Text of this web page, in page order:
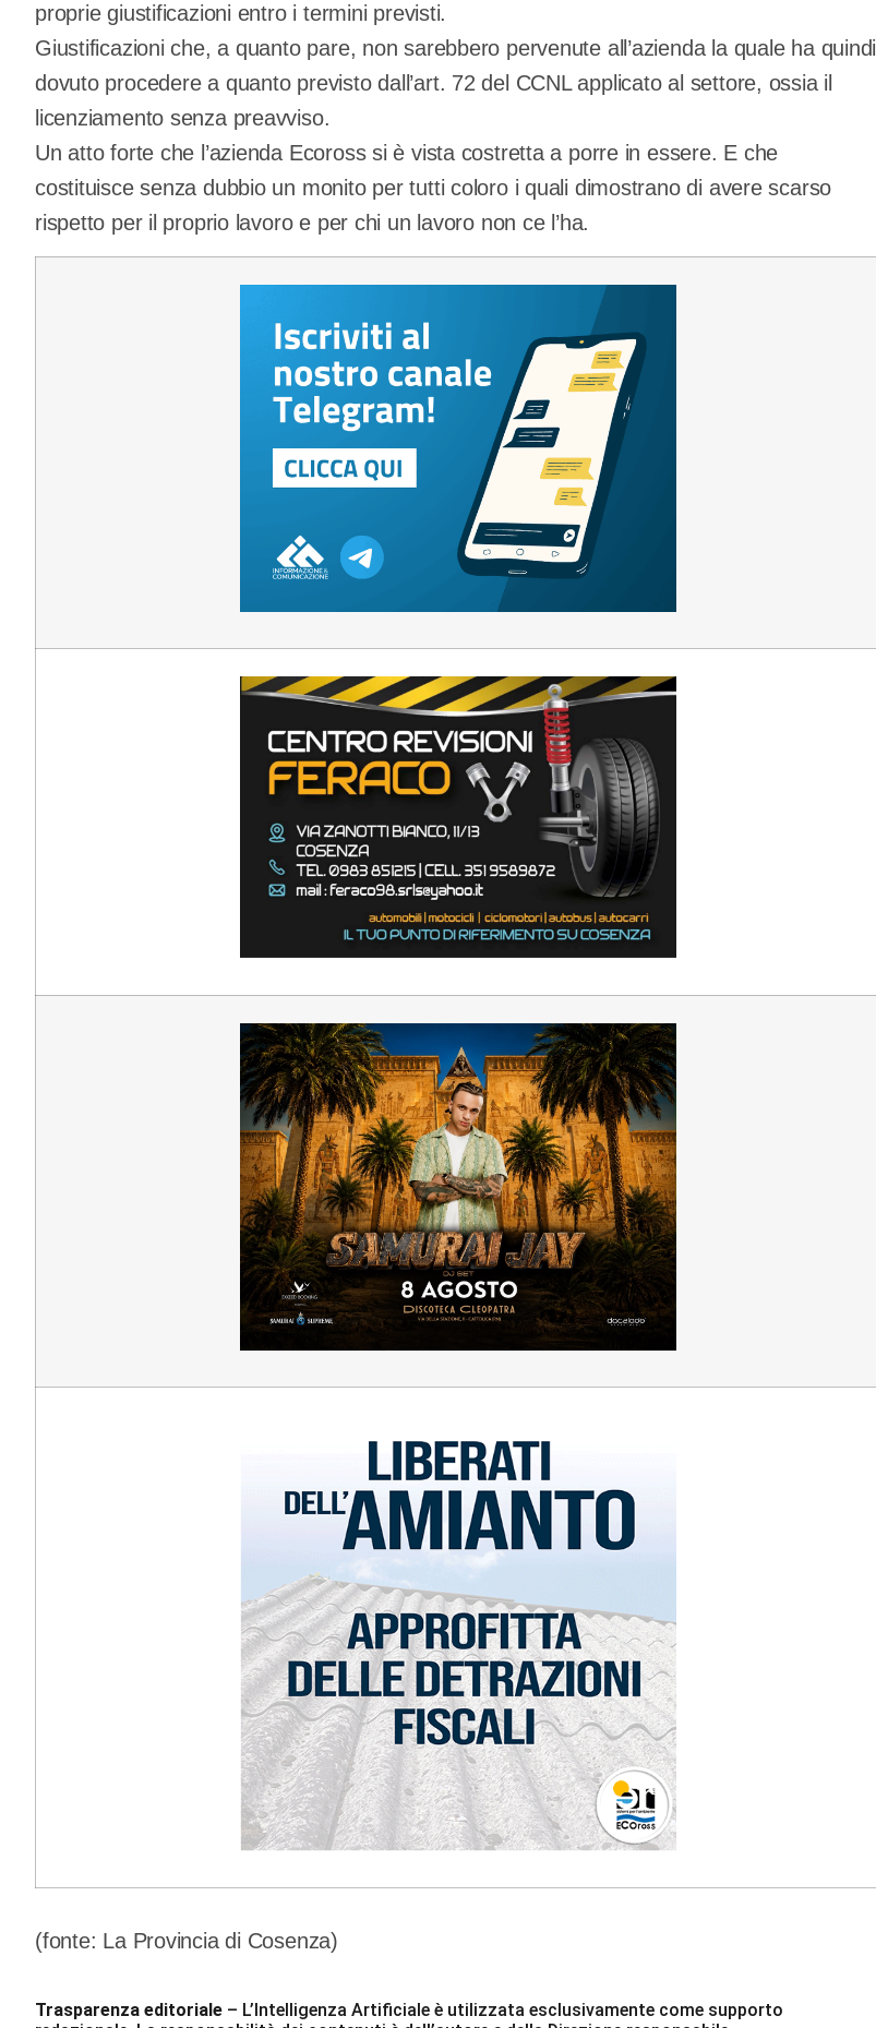
proprie giustificazioni entro i termini previsti.
Giustificazioni che, a quanto pare, non sarebbero pervenute all’azienda la quale ha quindi
dovuto procedere a quanto previsto dall’art. 72 del CCNL applicato al settore, ossia il
licenziamento senza preavviso.
Un atto forte che l’azienda Ecoross si è vista costretta a porre in essere. E che
costituisce senza dubbio un monito per tutti coloro i quali dimostrano di avere scarso
rispetto per il proprio lavoro e per chi un lavoro non ce l’ha.
(fonte: La Provincia di Cosenza)
Trasparenza editoriale – L’Intelligenza Artificiale è utilizzata esclusivamente come supporto